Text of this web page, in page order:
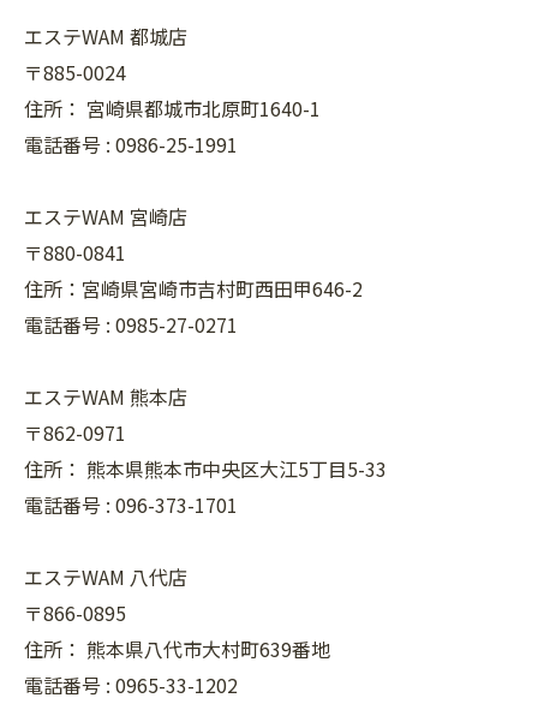
エステWAM 都城店
〒885-0024
住所： 宮崎県都城市北原町1640-1
電話番号 : 0986-25-1991
エステWAM 宮崎店
〒880-0841
住所：宮崎県宮崎市吉村町西田甲646-2
電話番号 : 0985-27-0271
エステWAM 熊本店
〒862-0971
住所： 熊本県熊本市中央区大江5丁目5-33
電話番号 : 096-373-1701
エステWAM 八代店
〒866-0895
住所： 熊本県八代市大村町639番地
電話番号 : 0965-33-1202